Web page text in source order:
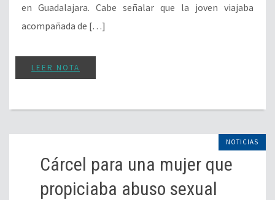
en Guadalajara. Cabe señalar que la joven viajaba
acompañada de […]
LEER NOTA
NOTICIAS
Cárcel para una mujer que
propiciaba abuso sexual